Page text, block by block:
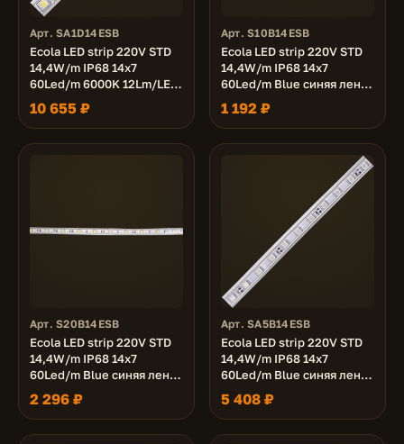
Арт. SA1D14ESB
Ecola LED strip 220V STD
14,4W/m IP68 14x7
60Led/m 6000K 12Lm/LED
720Lm/m лента 100м.
10 655 ₽
Арт. S10B14ESB
Ecola LED strip 220V STD
14,4W/m IP68 14x7
60Led/m Blue синяя лента
10м.
1 192 ₽
Арт. S20B14ESB
Ecola LED strip 220V STD
14,4W/m IP68 14x7
60Led/m Blue синяя лента
20м.
2 296 ₽
Арт. SA5B14ESB
Ecola LED strip 220V STD
14,4W/m IP68 14x7
60Led/m Blue синяя лента
50м.
5 408 ₽